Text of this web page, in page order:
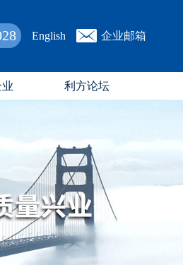
English 企业邮箱
利方论坛